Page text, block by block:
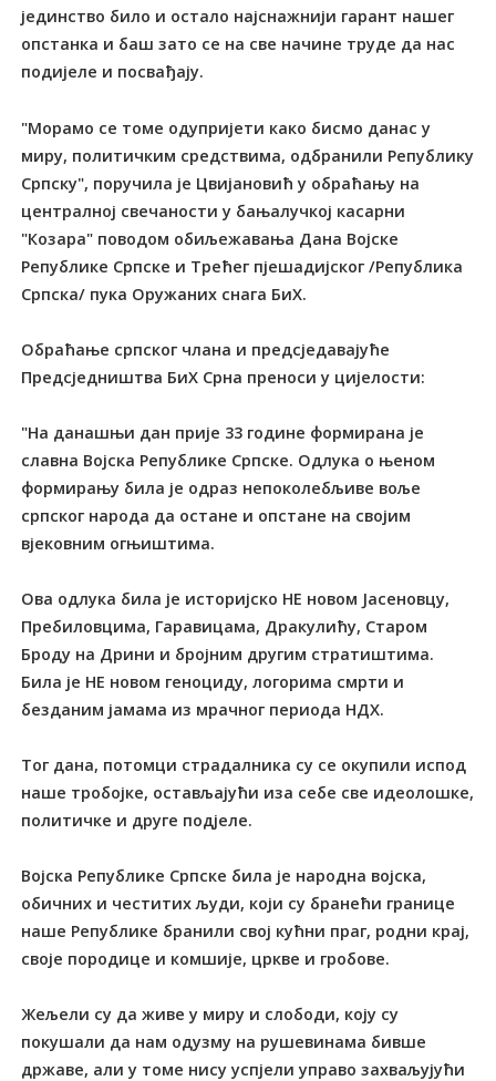
јединство било и остало најснажнији гарант нашег
опстанка и баш зато се на све начине труде да нас
подијеле и посвађају.
"Морамо се томе одупријети како бисмо данас у
миру, политичким средствима, одбранили Републику
Српску", поручила је Цвијановић у обраћању на
централној свечаности у бањалучкој касарни
"Козара" поводом обиљежавања Дана Војске
Републике Српске и Tрећег пјешадијског /Република
Српска/ пука Оружаних снага БиХ.
Обраћање српског члана и предсједавајуће
Предсједништва БиХ Срна преноси у цијелости:
"На данашњи дан прије 33 године формирана је
славна Војска Републике Српске. Одлука о њеном
формирању била је одраз непоколебљиве воље
српског народа да остане и опстане на својим
вјековним огњиштима.
Ова одлука била је историјско НЕ новом Јасеновцу,
Пребиловцима, Гаравицама, Дракулићу, Старом
Броду на Дрини и бројним другим стратиштима.
Била је НЕ новом геноциду, логорима смрти и
безданим јамама из мрачног периода НДХ.
Тог дана, потомци страдалника су се окупили испод
наше тробојке, остављајући иза себе све идеолошке,
политичке и друге подјеле.
Војска Републике Српске била је народна војска,
обичних и честитих људи, који су бранећи границе
наше Републике бранили свој кућни праг, родни крај,
своје породице и комшије, цркве и гробове.
Жељели су да живе у миру и слободи, коју су
покушали да нам одузму на рушевинама бивше
државе, али у томе нису успјели управо захваљујући